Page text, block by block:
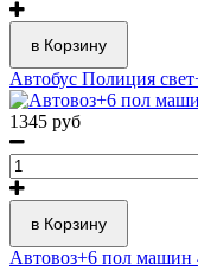
в Корзину
Автобус Полиция
1345 руб
в Корзину
Автовоз+6 пол машин